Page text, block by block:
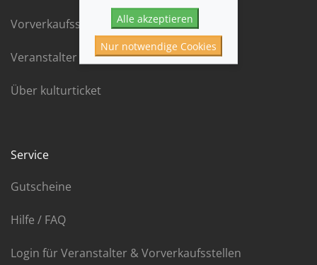
Vorverkaufsstellen
Veranstalter
Über kulturticket
Service
Gutscheine
Hilfe / FAQ
Login für Veranstalter & Vorverkaufsstellen
Alle akzeptieren
Nur notwendige Cookies